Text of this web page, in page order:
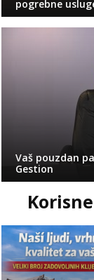
pogrebne
Vaš pouzdan
Gestion